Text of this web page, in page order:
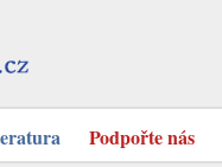
Podpořte nás